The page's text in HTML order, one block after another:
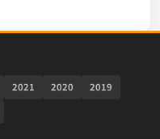
2021 2020
2019